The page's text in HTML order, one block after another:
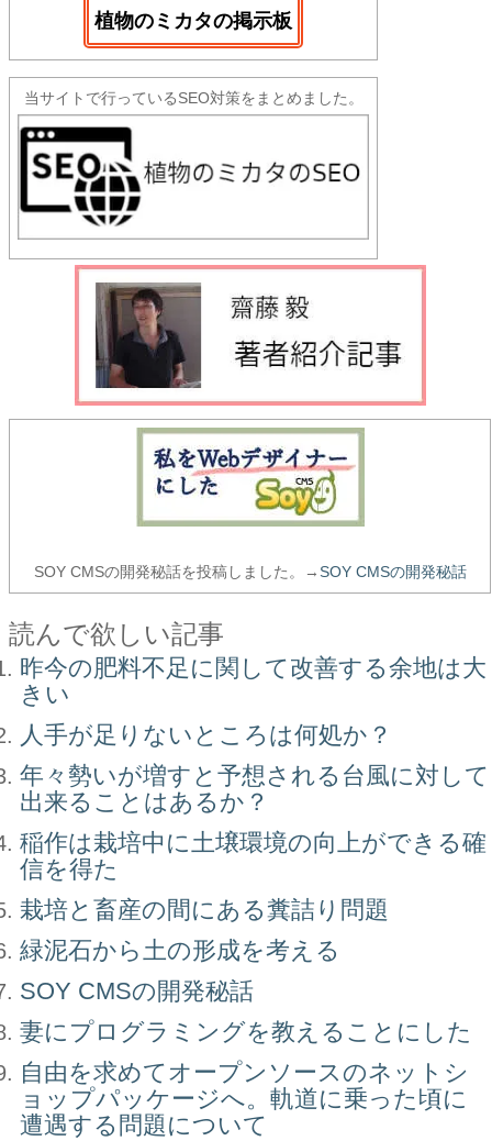
植物のミカタの掲示板
当サイトで行っているSEO対策をまとめました。
SOY CMSの開発秘話を投稿しました。→SOY CMSの開発秘話
読んで欲しい記事
昨今の肥料不足に関して改善する余地は大
きい
人手が足りないところは何処か？
年々勢いが増すと予想される台風に対して
出来ることはあるか？
稲作は栽培中に土壌環境の向上ができる確
信を得た
栽培と畜産の間にある糞詰り問題
緑泥石から土の形成を考える
SOY CMSの開発秘話
妻にプログラミングを教えることにした
自由を求めてオープンソースのネットシ
ョップパッケージへ。軌道に乗った頃に
遭遇する問題について